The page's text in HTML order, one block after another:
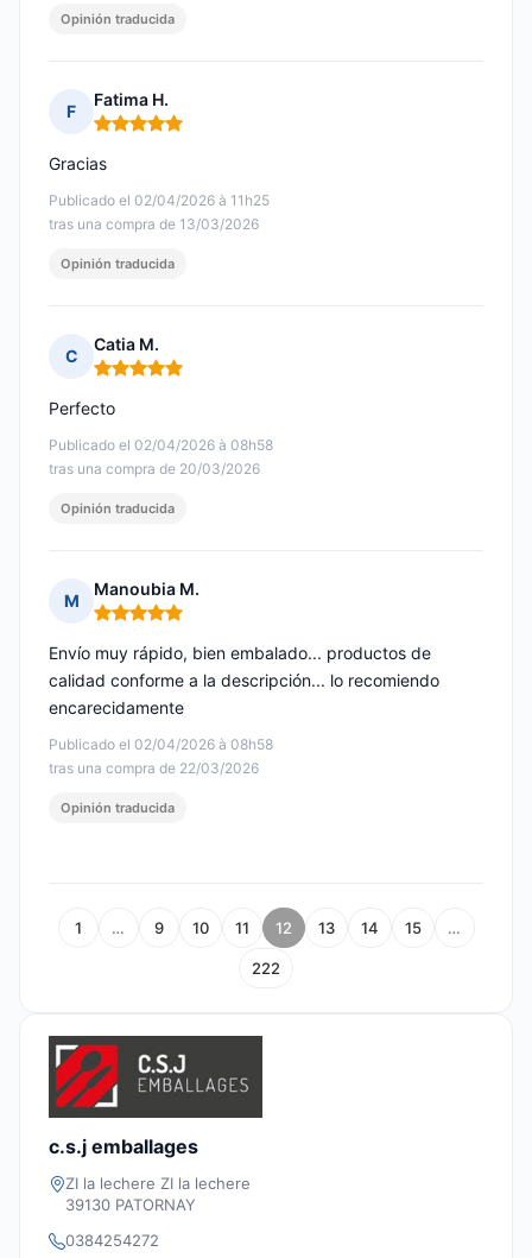
Opinión traducida
F
Fatima H.
Nota: 5 de 5
Publicado el 02/04/2026 à 11h25
tras una compra de 13/03/2026
Gracias
Opinión traducida
C
Catia M.
Nota: 5 de 5
Publicado el 02/04/2026 à 08h58
tras una compra de 20/03/2026
Perfecto
Opinión traducida
M
Manoubia M.
Nota: 5 de 5
Publicado el 02/04/2026 à 08h58
tras una compra de 22/03/2026
Envío muy rápido, bien embalado... productos de
calidad conforme a la descripción... lo recomiendo
encarecidamente
Opinión traducida
1 … 9 10 11 12 13 14 15 …
222
c.s.j emballages
ZI la lechere ZI la lechere
39130 PATORNAY
0384254272